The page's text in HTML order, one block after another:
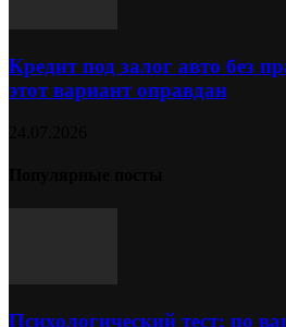
Кредит под залог авто без
этот вариант оправдан
Психологический тест: по